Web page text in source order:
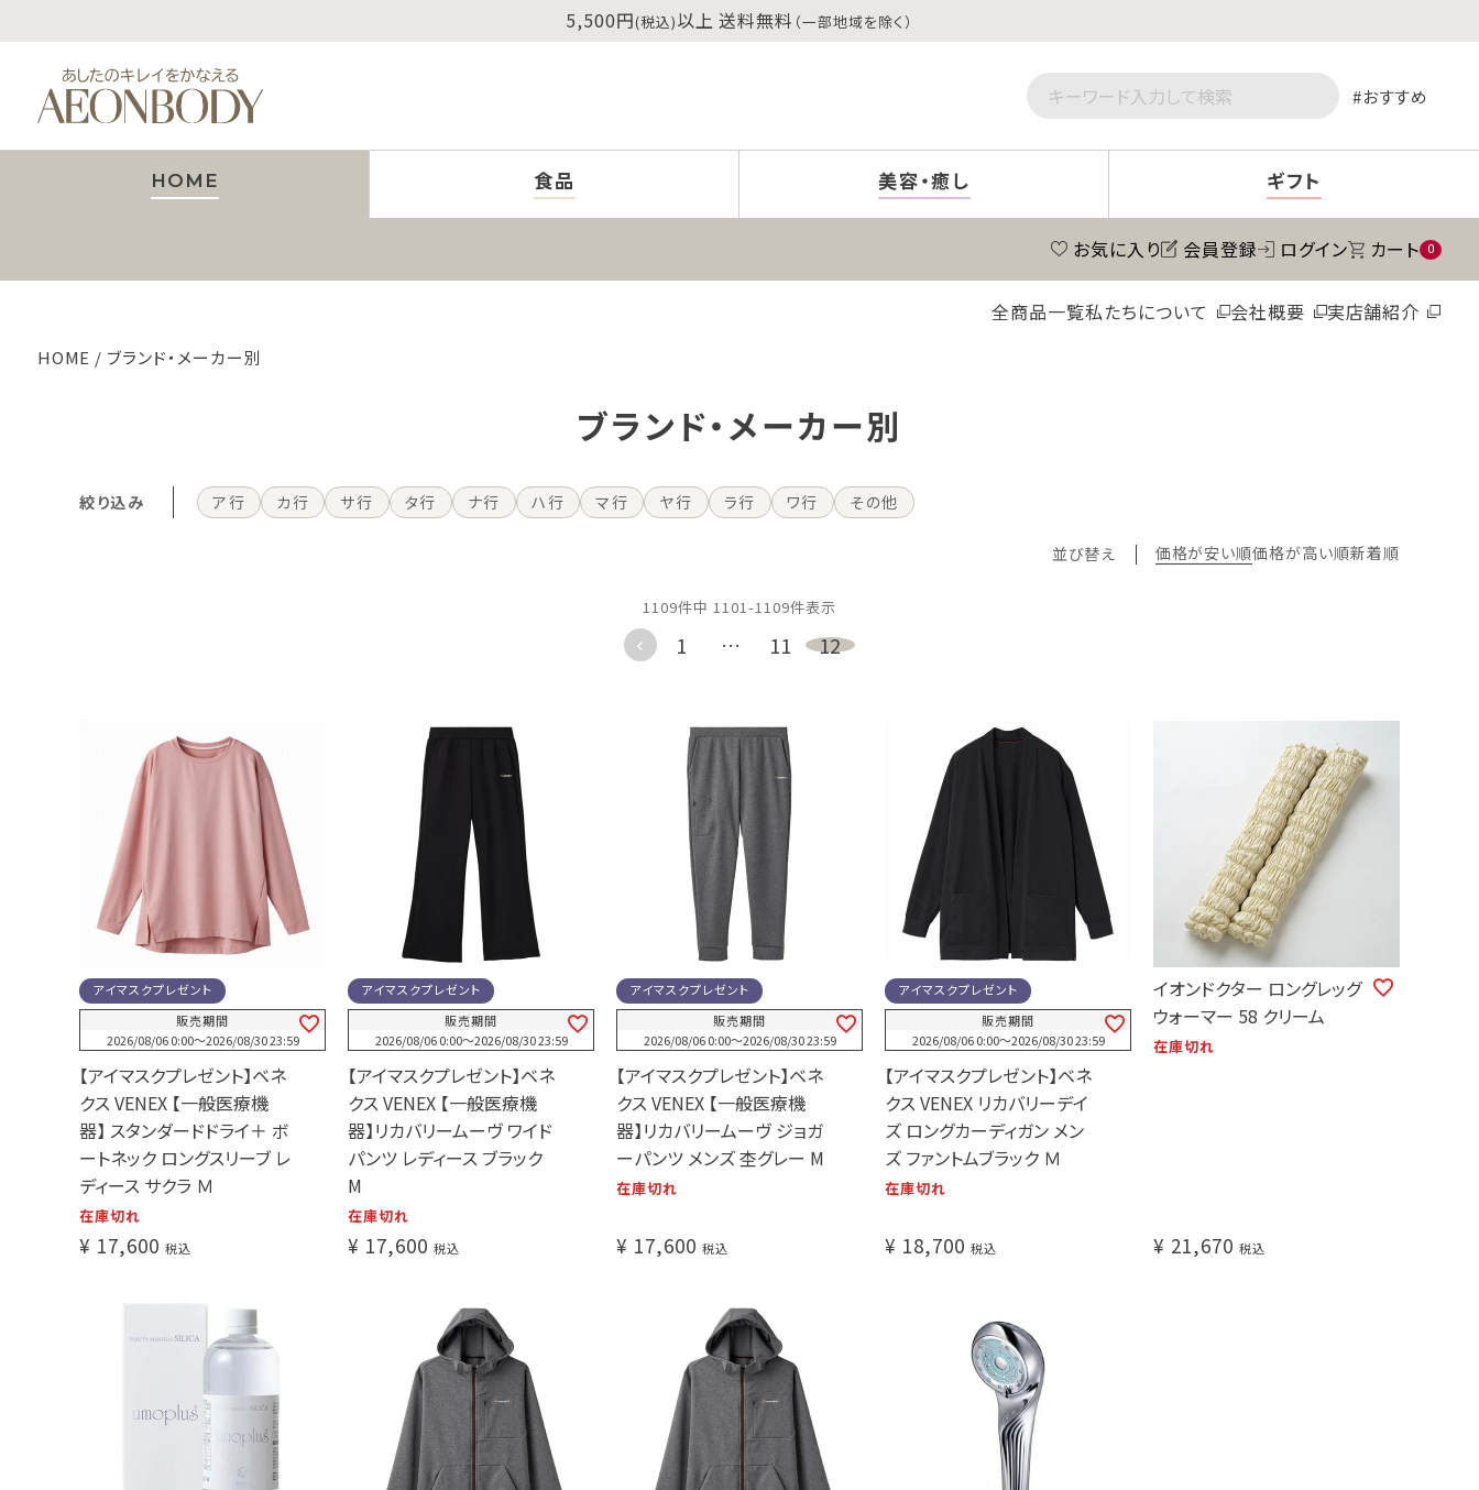
5,500円(税込)以上 送料無料 （一部地域を除く）
おすすめ
HOME 食品 美容・癒し ギフト
お気に入り 会員登録 ログイン カート 0
全商品一覧私たちについて 会社概要 実店舗紹介
HOME ブランド・メーカー別
ブランド・メーカー別
絞り込み ア行 カ行 サ行 タ行 ナ行 ハ行 マ行 ヤ行 ラ行 ワ行 その他
並び替え 価格が安い順価格が高い順新着順
1109件中 1101-1109件表示
1 … 11 12
アイマスクプレゼント
販売期間
2026/08/06 0:00〜2026/08/30 23:59
【アイマスクプレゼント】ベネ
クス VENEX 【一般医療機
器】 スタンダードドライ＋ ボ
ートネック ロングスリーブ レ
ディース サクラ Ｍ
在庫切れ
¥ 17,600 税込
アイマスクプレゼント
販売期間
2026/08/06 0:00〜2026/08/30 23:59
【アイマスクプレゼント】ベネ
クス VENEX 【一般医療機
器】リカバリームーヴ ワイド
パンツ レディース ブラック
M
在庫切れ
¥ 17,600 税込
アイマスクプレゼント
販売期間
2026/08/06 0:00〜2026/08/30 23:59
【アイマスクプレゼント】ベネ
クス VENEX 【一般医療機
器】リカバリームーヴ ジョガ
ーパンツ メンズ 杢グレー M
在庫切れ
¥ 17,600 税込
アイマスクプレゼント
販売期間
2026/08/06 0:00〜2026/08/30 23:59
【アイマスクプレゼント】ベネ
クス VENEX リカバリーデイ
ズ ロングカーディガン メン
ズ ファントムブラック Ｍ
在庫切れ
¥ 18,700 税込
イオンドクター ロングレッグ
ウォーマー 58 クリーム
在庫切れ
¥ 21,670 税込